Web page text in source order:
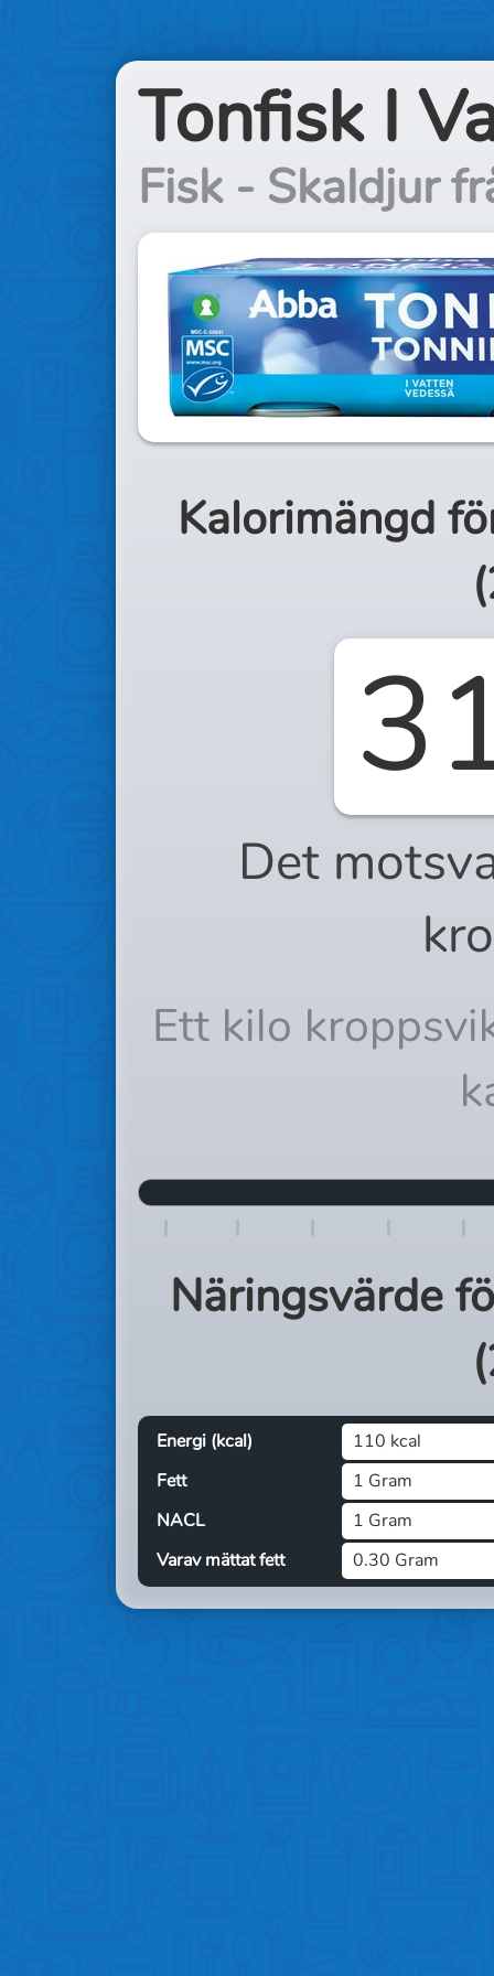
Tonfisk I
Fisk - Skaldjur
Kalorimängd
(
Det
Ett kilo
Näringsvärde
(
Energi (kcal)
110 kcal
Fett
1 Gram
NACL
1 Gram
Varav mättat fett
0.30 Gram